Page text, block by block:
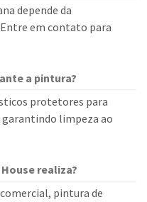
depende da
em contato para
a pintura?
protetores para
garantindo limpeza ao
realiza?
pintura de